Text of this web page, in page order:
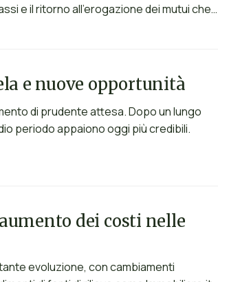
e il ritorno all’erogazione dei mutui che…
e nuove opportunità
di prudente attesa. Dopo un lungo
periodo appaiono oggi più credibili.
dei costi nelle
evoluzione, con cambiamenti